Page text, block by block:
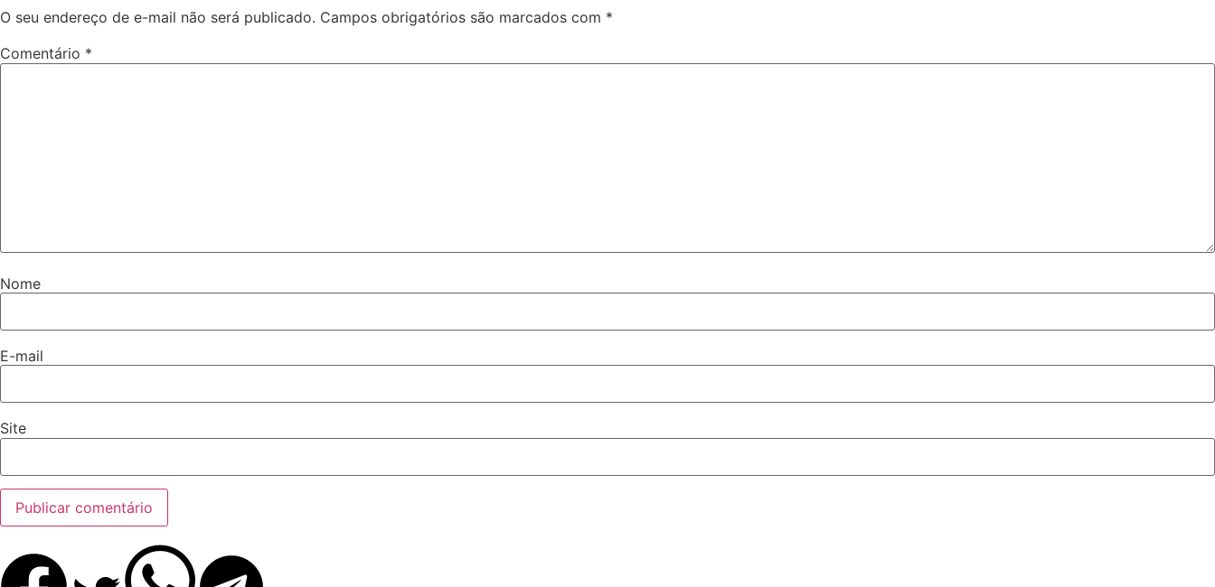
O seu endereço de e-mail não será publicado. Campos obrigatórios são marcados com *
Comentário *
Nome
E-mail
Site